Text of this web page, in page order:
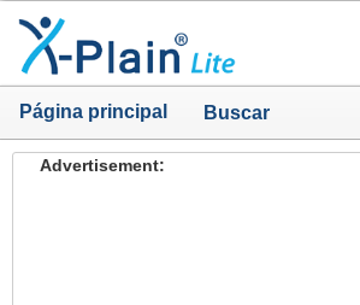
Página principal Buscar
Advertisement: